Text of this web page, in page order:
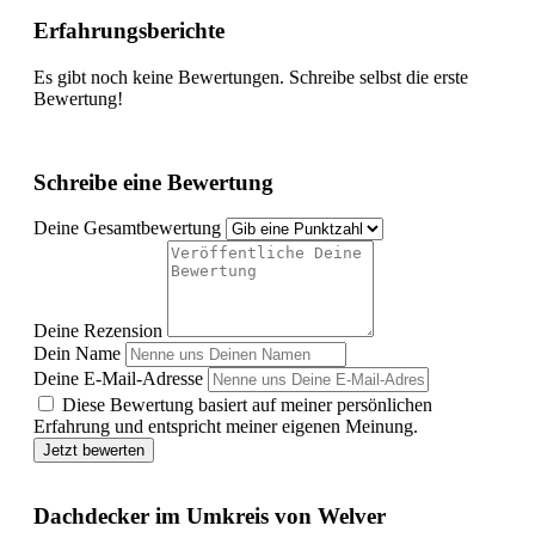
Erfahrungsberichte
Es gibt noch keine Bewertungen. Schreibe selbst die erste
Bewertung!
Schreibe eine Bewertung
Deine Gesamtbewertung
Deine Rezension
Dein Name
Deine E-Mail-Adresse
Diese Bewertung basiert auf meiner persönlichen
Erfahrung und entspricht meiner eigenen Meinung.
Jetzt bewerten
Dachdecker im Umkreis von Welver